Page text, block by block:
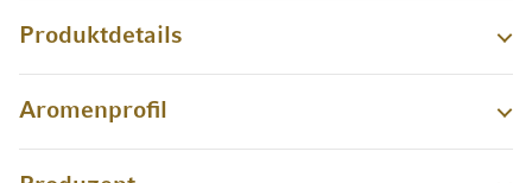
Produktdetails
Aromenprofil